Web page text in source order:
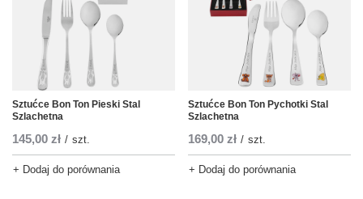
Sztućce Bon Ton Pieski Stal
Szlachetna
145,00 zł / szt.
+ Dodaj do porównania
Sztućce Bon Ton Pychotki Stal
Szlachetna
169,00 zł / szt.
+ Dodaj do porównania